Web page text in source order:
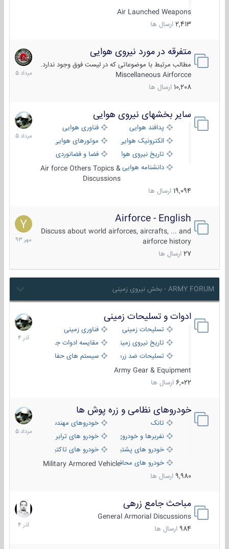
Air Launched Weapons
2,413 ارسال ها
متفرقه در مورد نیروی هوایی
مطالب مرتبط با موضوعاتی که در لیست فوق وجود ندارد.
Miscellaneous Airforcce
10,208 ارسال ها
7
مرداد
1405
سایر بخشهای نیروی هوایی
پدافند هوایی
فناوری هوایی
الکترونیک هوایی
موتورهای هوایی
تاریخ نیروی هوایی
فضا و فضانوردی
دانشنامه هواییAir force Others Topics &
Discussions
19,094 ارسال ها
2
مرداد
1405
Airforce - English
Discuss about world airforces, aircrafts, ... and
airforce history
27 ارسال ها
15
مهر
1393
ARMY FORUM - بخش نیروی زمینی
ادوات و تسلیحات زمینی
تسلیحات زمینی
فناوری زمینی
تاریخ نیروی زمینی
مقایسه ادوات جنگی
تسلیحات ضد زره
سیستم های حفاظت فعال
Army Gear & Equipment
6,022 ارسال ها
21
آذر
1404
خودروهای نظامی و زره پوش ها
تانک
خودروهای مهندسی
نفربرها و خودروی های رزمی پیاده نظام
خودرو های ترابری نظامی
خودرو های پشتیبانی آتش ، شناسایی و ضد تانک
خودرو های تاکتیکی نظامی
خودرو های محافظت شدهMilitary Armored Vehicle
9,980 ارسال ها
2
مرداد
1405
مباحث جامع زرهی
General Armorial Discussions
984 ارسال ها
7
آذر
1404